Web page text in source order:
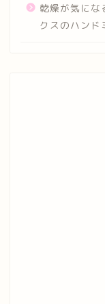
乾燥が気にな
クスのハンド